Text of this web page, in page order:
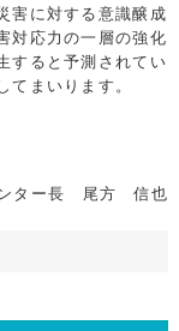
害に対する意識醸成
対応力の一層の強化
すると予測されてい
てまいります。
ンター長 尾方 信也